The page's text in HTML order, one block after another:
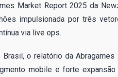
Market Report 2025 da
impulsionada por três
via live ops.
Brasil, o relatório da
mobile e forte